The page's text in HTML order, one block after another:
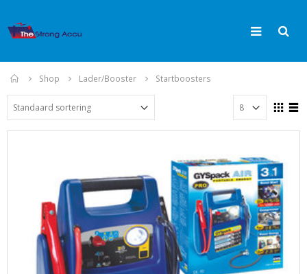
Home
Shop Lader/Booster Startboosters